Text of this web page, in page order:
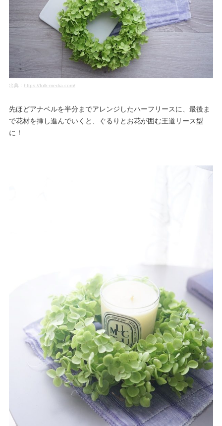
出典： https://folk-media.com/
先ほどアナベルを半分までアレンジしたハーフリースに、最後ま
で花材を挿し進んでいくと、ぐるりとお花が囲む王道リース型
に！